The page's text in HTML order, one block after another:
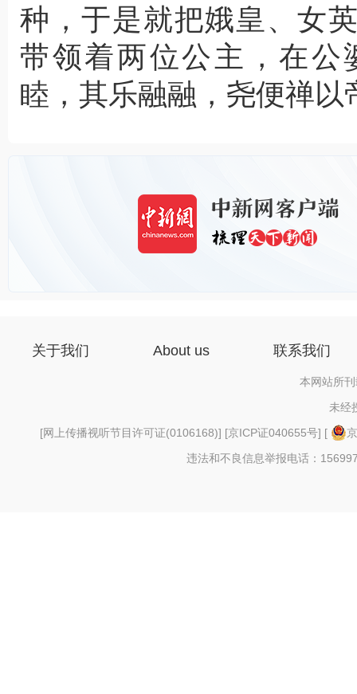
种，于是就把娥皇、女
带领着两位公主，在公
睦，其乐融融，尧便禅以
关于我们 About us 联系我们
本网站所
未经
[网上传播视听节目许可证(0106168)] [京ICP证040655号] [
违法和不良信息举报电话：